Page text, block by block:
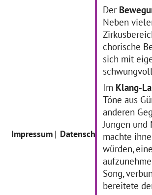
Der
Neben
chorische
sich mit
Im Klang-
Töne aus
anderen
Jungen und
machte
würden,
Song,
bereitete
Impressum Datenschutz Intern